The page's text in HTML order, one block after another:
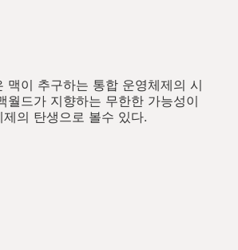
맥이 추구하는 통합 운영체제의 시
월드가 지향하는 무한한 가능성이
의 탄생으로 볼수 있다.